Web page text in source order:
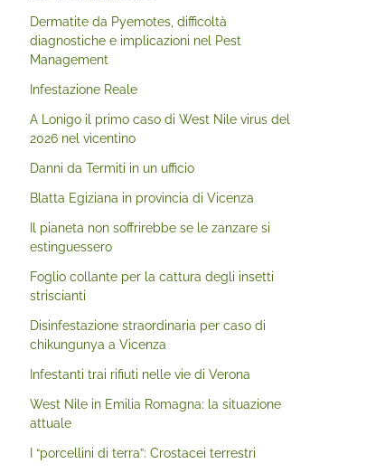
Dermatite da Pyemotes, difficoltà
diagnostiche e implicazioni nel Pest
Management
Infestazione Reale
A Lonigo il primo caso di West Nile virus del
2026 nel vicentino
Danni da Termiti in un ufficio
Blatta Egiziana in provincia di Vicenza
Il pianeta non soffrirebbe se le zanzare si
estinguessero
Foglio collante per la cattura degli insetti
striscianti
Disinfestazione straordinaria per caso di
chikungunya a Vicenza
Infestanti trai rifiuti nelle vie di Verona
West Nile in Emilia Romagna: la situazione
attuale
I “porcellini di terra”: Crostacei terrestri